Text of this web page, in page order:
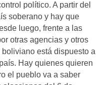
político. A partir del
soberano y hay que
luego, frente a las
otras agencias y otros
está dispuesto a
Hay quienes quieren
el pueblo va a saber